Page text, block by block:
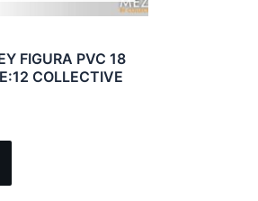
FIGURA PVC 18
COLLECTIVE